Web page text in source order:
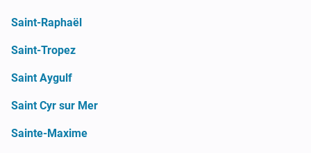
Saint-Raphaël
Saint-Tropez
Saint Aygulf
Saint Cyr sur Mer
Sainte-Maxime